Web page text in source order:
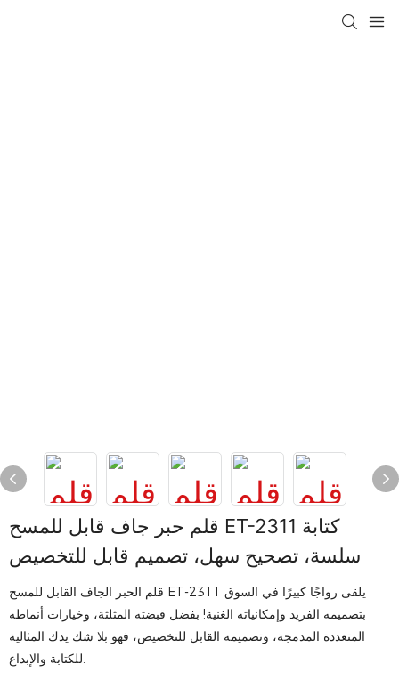
قلم حبر جاف قابل للمسح ET-2311 كتابة
سلسة، تصحيح سهل، تصميم قابل للتخصيص
قلم الحبر الجاف القابل للمسح ET-2311 يلقى رواجًا كبيرًا في السوق
بتصميمه الفريد وإمكانياته الغنية! بفضل قبضته المثلثة، وخيارات أنماطه
المتعددة المدمجة، وتصميمه القابل للتخصيص، فهو بلا شك يدك المثالية
للكتابة والإبداع.